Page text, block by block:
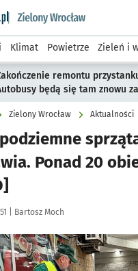
wroclaw.pl
Klimat Powietrze Zieleń i
remontu
będą się tam znowu
Zielony Wrocław Aktualności
Ponad 20
| Autor:
Bartosz Moch
galerię